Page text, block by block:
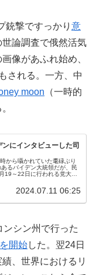
銃撃ですっかり 意
世論調査で俄然活気
像があふれ始め、
される。一方、中
moon （一時的
にインタビューした司
から囁かれていた耄碌ぶり
るバイデン大統領だが、民
19～22日に行われる党大会
2024.07.11 06:25
シン州で行った
開始した。翌24日
、世界におけるリ